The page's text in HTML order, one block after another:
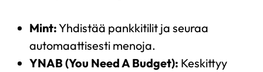
Mint:Yhdistää pankkitilit ja seuraa
automaattisesti menoja.
YNAB (You Need A Budget): Keskittyy